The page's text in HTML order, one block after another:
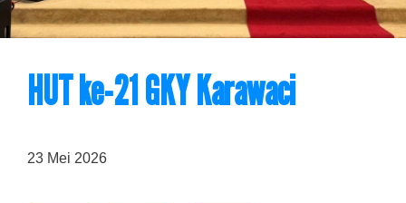
HUT ke-21 GKY Karawaci
23 Mei 2026